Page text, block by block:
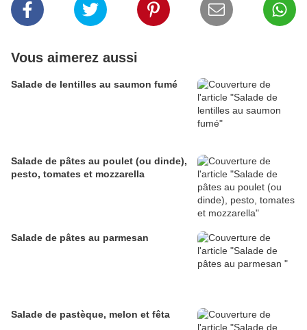
Vous aimerez aussi
Salade de lentilles au saumon fumé
Salade de pâtes au poulet (ou dinde),
pesto, tomates et mozzarella
Salade de pâtes au parmesan
Salade de pastèque, melon et fêta